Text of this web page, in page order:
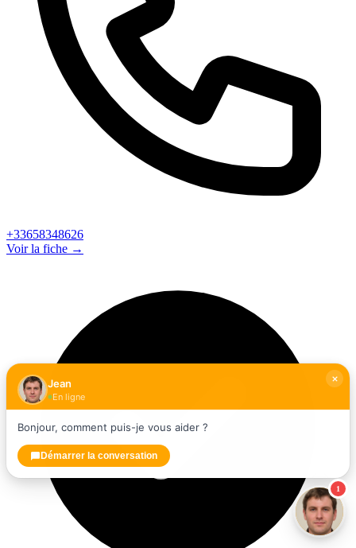
+33658348626
Voir la fiche →
1
Jean
En ligne
Bonjour, comment puis-je vous aider ?
Démarrer la conversation